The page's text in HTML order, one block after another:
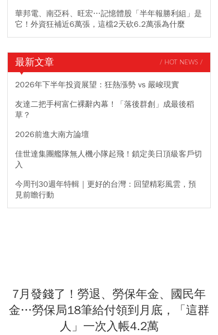
華邦電、南亞科、旺宏…記憶體股「半年報勝利組」是
它！外資狂補近6萬張，這檔2天砍6.2萬張為什麼
最新文章 / HOT NEWS /
2026年下半年投資展望：狂熱漲勢 vs 嚴峻現實
友達二把手柯富仁裸辭內幕！「落後群創」成最後稻
草？
2026前進大南方論壇
佳世達集團艦隊無人機小隊起飛！鎖定美日頂級客戶切
入
今周刊30週年特輯｜更好的台灣：回望精彩風雲，預
見前瞻行動
7月發錢了！勞退、勞保年金、國民年
金…勞保局18筆給付領到月底，「這群
人」一次入帳4.2萬